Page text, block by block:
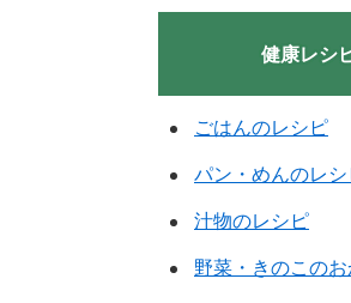
健康レシ
ごはんのレシピ
パン・めんのレシ
汁物のレシピ
野菜・きのこの